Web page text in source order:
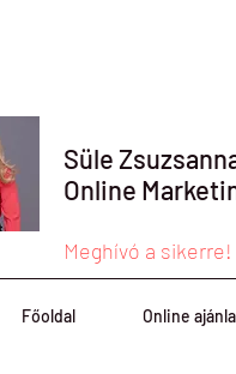
Süle
Online
Meghívó a sikerre!
Főoldal Online